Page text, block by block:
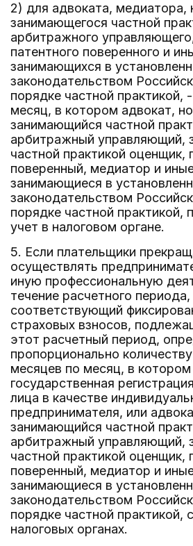
2) для адвоката, медиатора,
занимающегося частной
арбитражного
патентного поверенного и
занимающихся в
законодательством
порядке частной практикой,
месяц, в котором адвокат,
занимающийся частной
арбитражный управляющий,
частной практикой оценщик,
поверенный, медиатор и
занимающиеся в
законодательством
порядке частной практикой,
учет в налоговом органе.
5. Если плательщики
осуществлять
иную профессиональную
течение расчетного периода,
соответствующий
страховых взносов,
этот расчетный период,
пропорционально
месяцев по месяц, в котором
государственная
лица в качестве
предпринимателя, или
занимающийся частной
арбитражный управляющий,
частной практикой оценщик,
поверенный, медиатор и
занимающиеся в
законодательством
порядке частной практикой,
налоговых органах.